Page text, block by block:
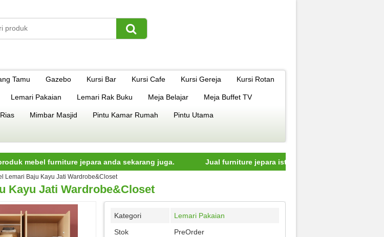
Tamu Gazebo Kursi Bar Kursi Cafe Kursi Gereja Kursi Rotan
Lemari Pakaian Lemari Rak Buku Meja Belajar Meja Buffet TV
Mimbar Masjid Pintu Kamar Rumah Pintu Utama
furniture jepara anda sekarang juga. Jual furniture jepara istimewa dengan kualitas terbaik model
Lemari Baju Kayu Jati Wardrobe&Closet
Kayu Jati Wardrobe&Closet
Kategori
Lemari Pakaian
Stok
PreOrder